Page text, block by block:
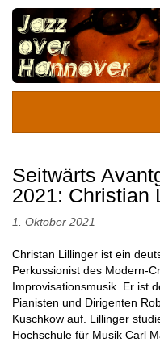
Seitwärts
2021: Christian
1. Oktober 2021
Christan Lillinger ist ein
Perkussionist des Modern-
Improvisationsmusik. Er ist
Pianisten und Dirigenten
Kuschkow auf. Lillinger
Hochschule für Musik Carl